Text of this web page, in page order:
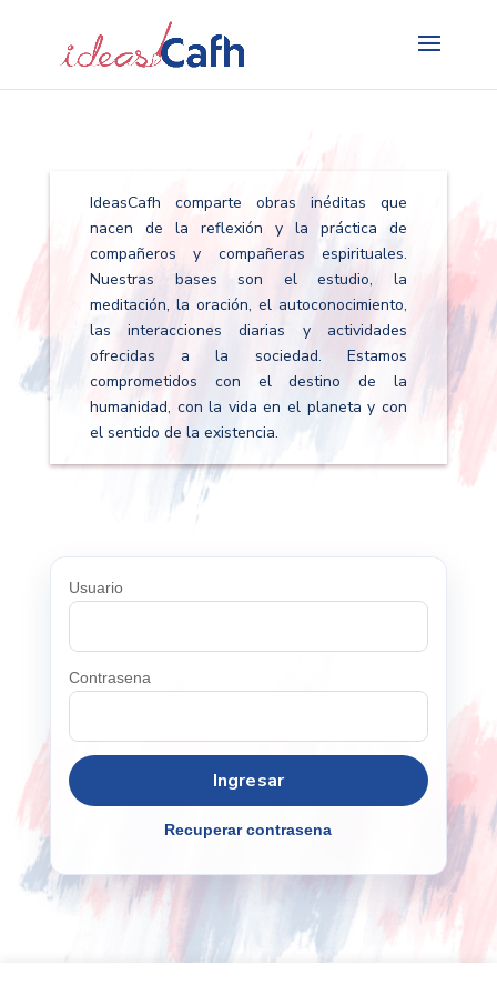
IdeasCafh comparte obras inéditas que
nacen de la reflexión y la práctica de
compañeros y compañeras espirituales.
Nuestras bases son el estudio, la
meditación, la oración, el autoconocimiento,
las interacciones diarias y actividades
ofrecidas a la sociedad. Estamos
comprometidos con el destino de la
humanidad, con la vida en el planeta y con
el sentido de la existencia.
Usuario
Contrasena
Recuperar contrasena